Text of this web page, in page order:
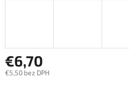
€6,70
€5,50 bez DPH